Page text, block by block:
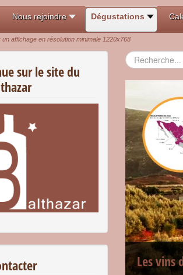
Nous rejoindre Dégustations
un affichage en résolution minimale 1220x768
sur le site du
Rechercher
Les vins